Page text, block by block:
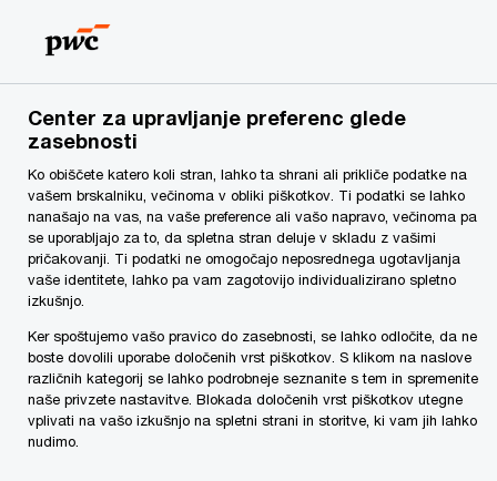
content
footer
PwC Slovenija Storitve Revizijske in sorodne storitve
MiFID
Direktiva o trgih finančnih instrumentov
(t.i. MiFID)
Evropska komisija (EK) s svojim pregledom
Center za upravljanje preferenc glede
zasebnosti
Ko obiščete katero koli stran, lahko ta shrani ali prikliče podatke na
vašem brskalniku, večinoma v obliki piškotkov. Ti podatki se lahko
nanašajo na vas, na vaše preference ali vašo napravo, večinoma pa
se uporabljajo za to, da spletna stran deluje v skladu z vašimi
pričakovanji. Ti podatki ne omogočajo neposrednega ugotavljanja
vaše identitete, lahko pa vam zagotovijo individualizirano spletno
izkušnjo.
Ker spoštujemo vašo pravico do zasebnosti, se lahko odločite, da ne
boste dovolili uporabe določenih vrst piškotkov. S klikom na naslove
različnih kategorij se lahko podrobneje seznanite s tem in spremenite
naše privzete nastavitve. Blokada določenih vrst piškotkov utegne
vplivati na vašo izkušnjo na spletni strani in storitve, ki vam jih lahko
nudimo.